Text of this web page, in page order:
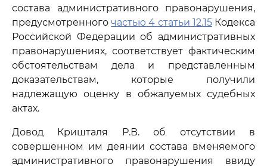
состава административного правонарушения,
предусмотренногочастью 4 статьи 12.15Кодекса
Российской Федерации об административных
правонарушениях, соответствует фактическим
обстоятельствам дела и представленным
доказательствам, которые получили
надлежащую оценку в обжалуемых судебных
актах.
Довод Кришталя Р.В. об отсутствии в
совершенном им деянии состава вменяемого
административного правонарушения ввиду